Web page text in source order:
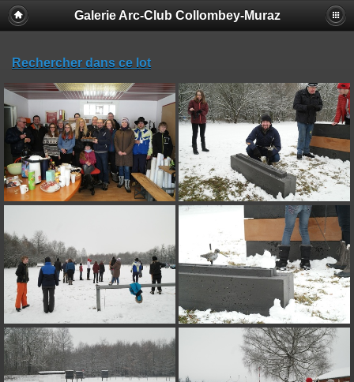
Galerie Arc-Club Collombey-Muraz
Rechercher dans ce lot